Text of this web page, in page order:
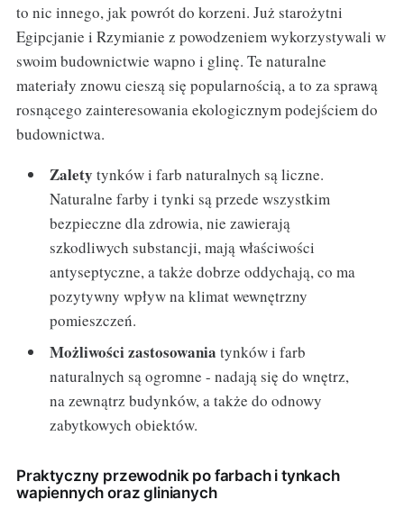
to nic innego, jak powrót do korzeni. Już starożytni
Egipcjanie i Rzymianie z powodzeniem wykorzystywali w
swoim budownictwie wapno i glinę. Te naturalne
materiały znowu cieszą się popularnością, a to za sprawą
rosnącego zainteresowania ekologicznym podejściem do
budownictwa.
Zalety tynków i farb naturalnych są liczne.
Naturalne farby i tynki są przede wszystkim
bezpieczne dla zdrowia, nie zawierają
szkodliwych substancji, mają właściwości
antyseptyczne, a także dobrze oddychają, co ma
pozytywny wpływ na klimat wewnętrzny
pomieszczeń.
Możliwości zastosowania tynków i farb
naturalnych są ogromne - nadają się do wnętrz,
na zewnątrz budynków, a także do odnowy
zabytkowych obiektów.
Praktyczny przewodnik po farbach i tynkach
wapiennych oraz glinianych